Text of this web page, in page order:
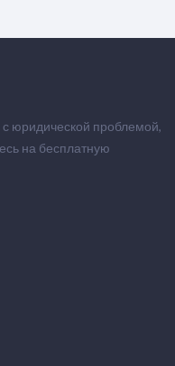
юридической проблемой,
на бесплатную